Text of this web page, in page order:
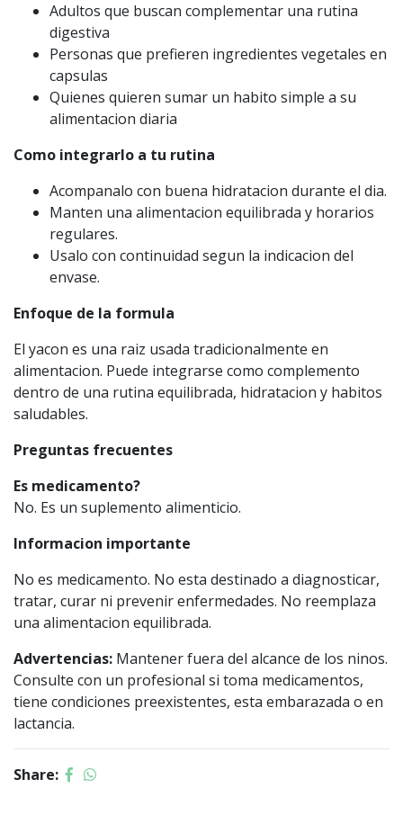
Adultos que buscan complementar una rutina
digestiva
Personas que prefieren ingredientes vegetales en
capsulas
Quienes quieren sumar un habito simple a su
alimentacion diaria
Como integrarlo a tu rutina
Acompanalo con buena hidratacion durante el dia.
Manten una alimentacion equilibrada y horarios
regulares.
Usalo con continuidad segun la indicacion del
envase.
Enfoque de la formula
El yacon es una raiz usada tradicionalmente en
alimentacion. Puede integrarse como complemento
dentro de una rutina equilibrada, hidratacion y habitos
saludables.
Preguntas frecuentes
Es medicamento?
No. Es un suplemento alimenticio.
Informacion importante
No es medicamento. No esta destinado a diagnosticar,
tratar, curar ni prevenir enfermedades. No reemplaza
una alimentacion equilibrada.
Advertencias: Mantener fuera del alcance de los ninos.
Consulte con un profesional si toma medicamentos,
tiene condiciones preexistentes, esta embarazada o en
lactancia.
Share: